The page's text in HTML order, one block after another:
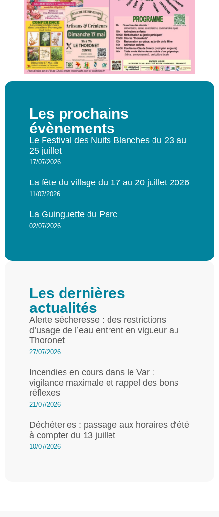
Les prochains
évènements
Le Festival des Nuits Blanches du 23 au
25 juillet
17/07/2026
La fête du village du 17 au 20 juillet 2026
11/07/2026
La Guinguette du Parc
02/07/2026
Les dernières
actualités
Alerte sécheresse : des restrictions
d’usage de l’eau entrent en vigueur au
Thoronet
27/07/2026
Incendies en cours dans le Var :
vigilance maximale et rappel des bons
réflexes
21/07/2026
Déchèteries : passage aux horaires d’été
à compter du 13 juillet
10/07/2026